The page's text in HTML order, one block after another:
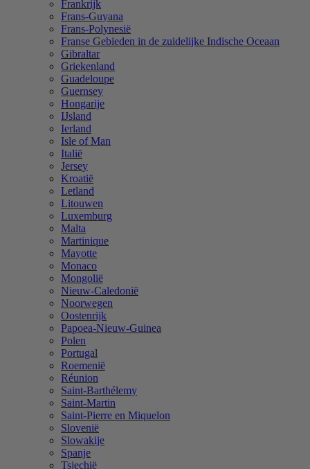
Frankrijk
Frans-Guyana
Frans-Polynesië
Franse Gebieden in de zuidelijke Indische Oceaan
Gibraltar
Griekenland
Guadeloupe
Guernsey
Hongarije
IJsland
Ierland
Isle of Man
Italië
Jersey
Kroatië
Letland
Litouwen
Luxemburg
Malta
Martinique
Mayotte
Monaco
Mongolië
Nieuw-Caledonië
Noorwegen
Oostenrijk
Papoea-Nieuw-Guinea
Polen
Portugal
Roemenië
Réunion
Saint-Barthélemy
Saint-Martin
Saint-Pierre en Miquelon
Slovenië
Slowakije
Spanje
Tsjechië